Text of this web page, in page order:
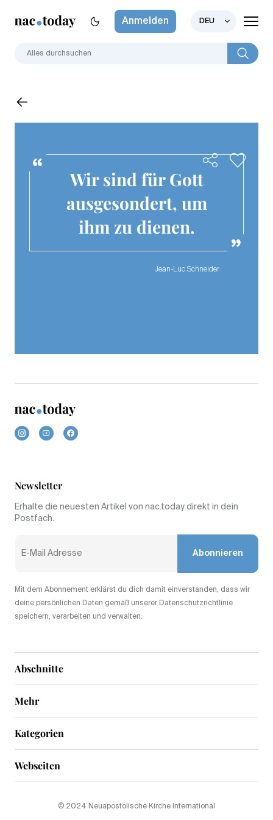
Anmelden DEU
Wir sind für Gott
ausgesondert, um
ihm zu dienen.
Jean-Luc Schneider
Abschnitte
Mehr
Newsletter
Erhalte die neuesten Artikel von nac.today direkt in dein
Postfach.
Abonnieren
Mit dem Abonnement erklärst du dich damit einverstanden, dass wir
deine persönlichen Daten gemäß unserer Datenschutzrichtlinie
speichern, verarbeiten und verwalten.
Kategorien
Webseiten
© 2024 Neuapostolische Kirche International